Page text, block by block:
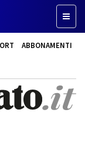
ABBONAMENTI